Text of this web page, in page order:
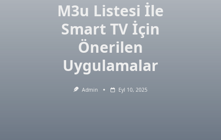
M3u Listesi İle
Smart TV İçin
Önerilen
Uygulamalar
Admin Eyl 10, 2025